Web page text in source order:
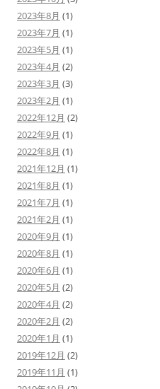
2023年8月 (1)
2023年7月 (1)
2023年5月 (1)
2023年4月 (2)
2023年3月 (3)
2023年2月 (1)
2022年12月 (2)
2022年9月 (1)
2022年8月 (1)
2021年12月 (1)
2021年8月 (1)
2021年7月 (1)
2021年2月 (1)
2020年9月 (1)
2020年8月 (1)
2020年6月 (1)
2020年5月 (2)
2020年4月 (2)
2020年2月 (2)
2020年1月 (1)
2019年12月 (2)
2019年11月 (1)